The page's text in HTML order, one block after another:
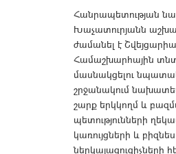
Հանրապետության
Խաչատուրյանն
ժամանել է
Համաշխարհային
մասնակցելու
շրջանակում
շարք երկկողմ և
պետությունների
կառույցների և
ներկայացուցիչների